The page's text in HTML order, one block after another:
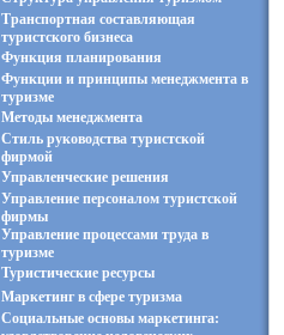
Транспортная составляющая
туристского бизнеса
Функция планирования
Функции и принципы менеджмента в
туризме
Методы менеджмента
Стиль руководства туристской
фирмой
Управленческие решения
Управление персоналом туристской
фирмы
Управление процессами труда в
туризме
Туристические ресурсы
Маркетинг в сфере туризма
Социальные основы маркетинга: